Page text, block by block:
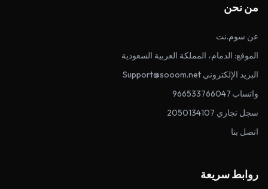
من نحن
عن سوم.نت
الموقع: الدمام، المملكة العربية السعودية
البريد الإلكتروني Support@sooom.net
واتساب 966533766047
سجل تجاري 2050134107
اتصل بنا
روابط سريعة